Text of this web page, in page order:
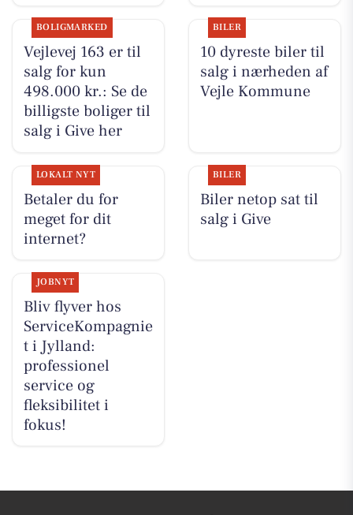
BOLIGMARKED
Vejlevej 163 er til
salg for kun
498.000 kr.: Se de
billigste boliger til
salg i Give her
BILER
10 dyreste biler til
salg i nærheden af
Vejle Kommune
LOKALT NYT
Betaler du for
meget for dit
internet?
BILER
Biler netop sat til
salg i Give
JOBNYT
Bliv flyver hos
ServiceKompagnie
t i Jylland:
professionel
service og
fleksibilitet i
fokus!